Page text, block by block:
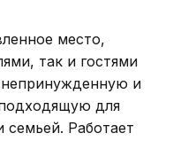
место,
так и гостями
непринужденную и
для
Работает